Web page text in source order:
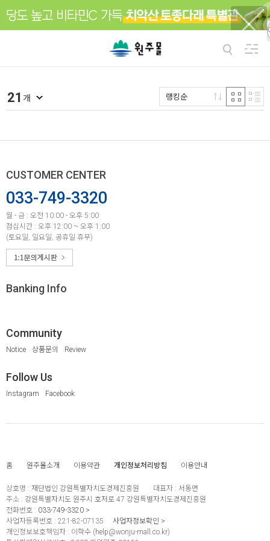
21 개 랭킹순
CUSTOMER CENTER
033-749-3320
월 - 금 : 오전 10:00 - 오후 5:00
점심시간 : 오후 12:00 ~ 오후 1:00
(토요일, 일요일, 공휴일 휴무)
Banking Info
Community
Notice 상품문의 Review
Follow Us
Instagram Facebook
홈 원주몰소개 이용약관 개인정보처리방침 이용안내
상호명 : 재단법인 강원특별자치도경제진흥원 대표자 : 서동면
주소 : 강원특별자치도 원주시 호저로 47 강원특별자치도경제진흥원
전화번호 : 033-749-3320
사업자등록번호 : 221-82-07135 사업자정보확인
개인정보보호책임자 : 이학수 (help@wonju-mall.co.kr)